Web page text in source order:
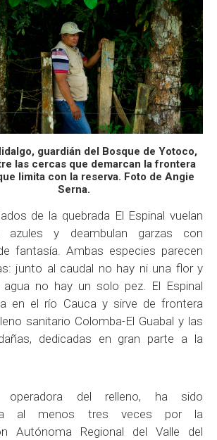
guardián del Bosque de Yotoco,
las cercas que demarcan la frontera
limita con la reserva. Foto de Angie
Serna.
de la quebrada El Espinal vuelan
azules y deambulan garzas con
fantasía. Ambas especies parecen
junto al caudal no hay ni una flor y
agua no hay un solo pez. El Espinal
en el río Cauca y sirve de frontera
sanitario Colomba-El Guabal y las
dedicadas en gran parte a la
operadora del relleno, ha sido
al menos tres veces por la
Autónoma Regional del Valle del